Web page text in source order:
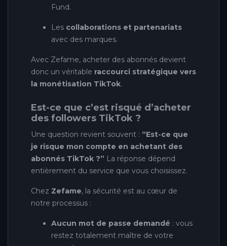
Fund.
Les collaborations et partenariats
avec des marques.
Avec Zefame, acheter des abonnés devient
donc un véritable raccourci stratégique vers
la monétisation TikTok.
Est-ce que c’est risqué d’acheter
des followers TikTok ?
Une question revient souvent : “Est-ce que
je risque mon compte en achetant des
abonnés TikTok ?” La réponse dépend
entièrement du service que vous choisissez.
Chez Zefame, la sécurité est au cœur de
notre processus :
Aucun mot de passe demandé : vous
restez totalement maître de votre